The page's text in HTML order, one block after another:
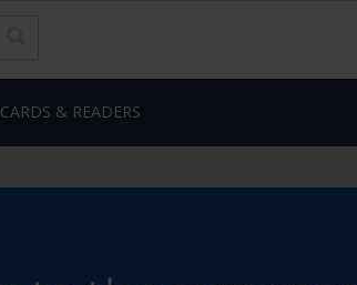
CARDS & READERS